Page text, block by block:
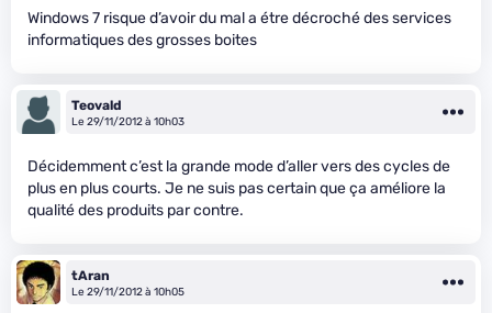
Windows 7 risque d’avoir du mal a étre décroché des services
informatiques des grosses boites
Teovald
Le 29/11/2012 à 10h03
Décidemment c’est la grande mode d’aller vers des cycles de
plus en plus courts. Je ne suis pas certain que ça améliore la
qualité des produits par contre.
tAran
Le 29/11/2012 à 10h05